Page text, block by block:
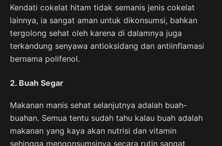
Kendati cokelat hitam tidak semanis jenis cokelat
lainnya, ia sangat aman untuk dikonsumsi, bahkan
tergolong sehat oleh karena di dalamnya juga
terkandung senyawa antioksidang dan antiinflamasi
bernama polifenol.
2. Buah Segar
Makanan manis sehat selanjutnya adalah buah-
buahan. Semua tentu sudah tahu kalau buah adalah
makanan yang kaya akan nutrisi dan vitamin
sehingga mengonsumsinya secara rutin sangat